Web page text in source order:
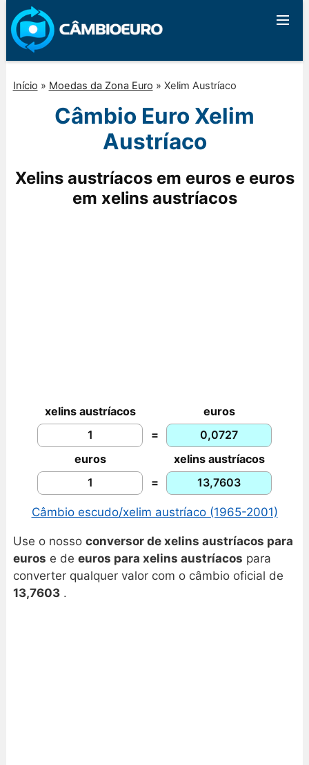
Início » Moedas da Zona Euro » Xelim Austríaco
Câmbio Euro Xelim
Austríaco
Xelins austríacos em euros e euros
em xelins austríacos
xelins austríacos
euros
=
euros
xelins austríacos
=
Câmbio escudo/xelim austríaco (1965-2001)
Use o nosso conversor de xelins austríacos para
euros e de euros para xelins austríacos para
converter qualquer valor com o câmbio oficial de
13,7603.